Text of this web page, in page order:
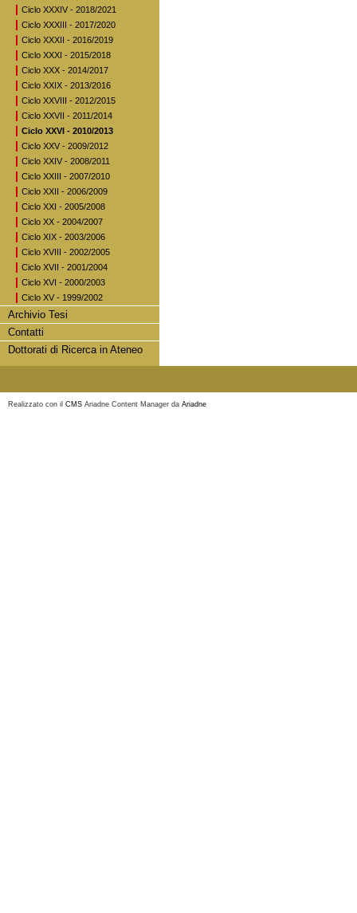
Ciclo XXXIV - 2018/2021
Ciclo XXXIII - 2017/2020
Ciclo XXXII - 2016/2019
Ciclo XXXI - 2015/2018
Ciclo XXX - 2014/2017
Ciclo XXIX - 2013/2016
Ciclo XXVIII - 2012/2015
Ciclo XXVII - 2011/2014
Ciclo XXVI - 2010/2013
Ciclo XXV - 2009/2012
Ciclo XXIV - 2008/2011
Ciclo XXIII - 2007/2010
Ciclo XXII - 2006/2009
Ciclo XXI - 2005/2008
Ciclo XX - 2004/2007
Ciclo XIX - 2003/2006
Ciclo XVIII - 2002/2005
Ciclo XVII - 2001/2004
Ciclo XVI - 2000/2003
Ciclo XV - 1999/2002
Archivio Tesi
Contatti
Dottorati di Ricerca in Ateneo
Realizzato con il CMS Ariadne Content Manager da Ariadne